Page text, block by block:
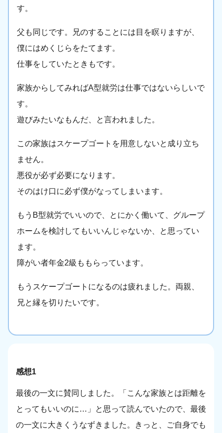
す。
父も同じです。兄のすることには目を瞑りますが、
僕にはめくじらをたてます。
仕事をしていたときもです。
家族からしてみればA型就労は仕事ではないらしいで
す。
遊びみたいなもんだ、と言われました。
この家族はスケープゴートを用意しないと成り立ち
ません。
悪役が必ず必要になります。
そのはけ口に必ず僕がなってしまいます。
もうB型就労でいいので、とにかく働いて、グループ
ホームを検討してもいいんじゃないか、と思ってい
ます。
障がい者年金2級ももらっています。
もうスケープゴートになるのは疲れました。両親、
兄と縁を切りたいです。
感想1
最後の一文に賛同しました。「こんな家族とは距離を
とってもいいのに…」と思って読んでいたので、最後
の一文に大きくうなずきました。きっと、ご自身でも